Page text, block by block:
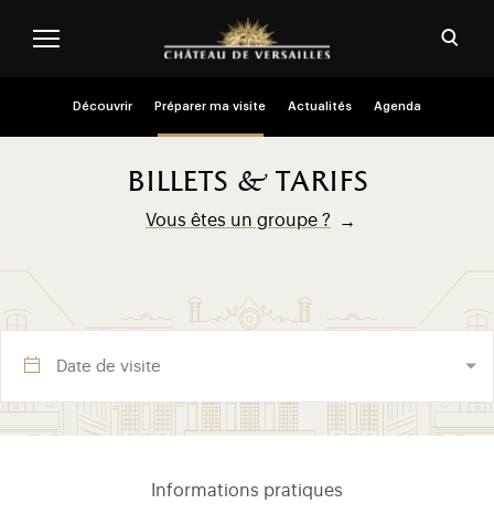
Découvrir Préparer ma visite Actualités Agenda
billets & tarifs
Vous êtes un groupe ?
Visite section (FR)
Informations pratiques